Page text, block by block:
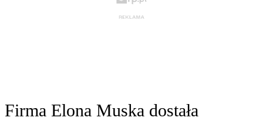
Firma Elona Muska dostała